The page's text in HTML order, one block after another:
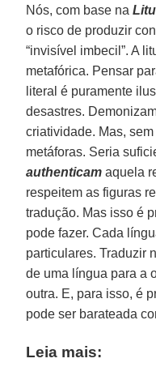
Nós, com base na
o risco de produzir
“invisível imbecil”. A
metafórica. Pensar
literal é puramente
desastres.
criatividade. Mas,
metáforas. Seria
authenticam aquela
respeitem as figuras
tradução. Mas isso é
pode fazer. Cada
particulares. Traduzir
de uma língua para a
outra. E, para isso, é
pode ser barateada
Leia mais: